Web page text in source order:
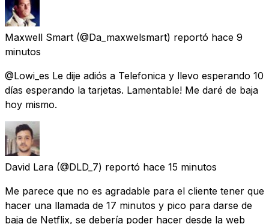
Maxwell Smart (@Da_maxwelsmart) reportó hace 9
minutos
@Lowi_es Le dije adiós a Telefonica y llevo esperando 10
días esperando la tarjetas. Lamentable! Me daré de baja
hoy mismo.
David Lara (@DLD_7) reportó hace 15 minutos
Me parece que no es agradable para el cliente tener que
hacer una llamada de 17 minutos y pico para darse de
baja de Netflix, se debería poder hacer desde la web